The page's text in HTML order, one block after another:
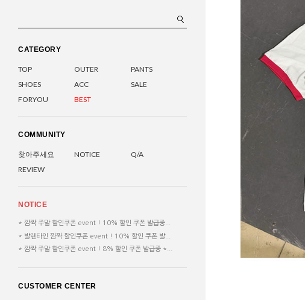
CATEGORY
TOP OUTER
PANTS
SHOES
ACC
SALE
FORYOU
BEST
COMMUNITY
찾아주세요 NOTICE
Q/A
REVIEW
NOTICE
* 깜짝 주말 할인쿠폰 event ! 10% 할인 쿠폰 발급중...
* 발렌타인 깜짝 할인쿠폰 event ! 10% 할인 쿠폰 발...
* 깜짝 주말 할인쿠폰 event ! 8% 할인 쿠폰 발급중 *...
CUSTOMER CENTER